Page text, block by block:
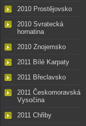
2010 Prostějovsko
2010 Svratecká
hornatina
2010 Znojemsko
2011 Bílé Karpaty
2011 Břeclavsko
2011 Českomoravská
Vysočina
2011 Chřiby